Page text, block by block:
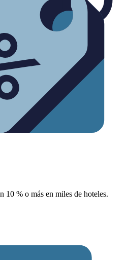
10 % o más en miles de hoteles.